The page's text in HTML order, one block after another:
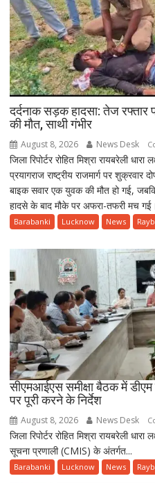
दर्दनाक सड़क हादसा: तेज
की मौत, साथी गंभीर
August 8, 2026 News Desk
जिला रिपोर्टर रोहित मिश्रा रायबरेली
प्रयागराज राष्ट्रीय राजमार्ग पर
बाइक सवार एक युवक की मौत हो गई,
हादसे के बाद मौके पर अफरा-तफरी मच
Barabanki Lucknow News
सीएमआईएस समीक्षा बैठक में
पर पूरी करने के निर्देश
August 8, 2026 News Desk
जिला रिपोर्टर रोहित मिश्रा रायबरेली
सूचना प्रणाली (CMIS) के अंतर्गत...
Barabanki Lucknow News